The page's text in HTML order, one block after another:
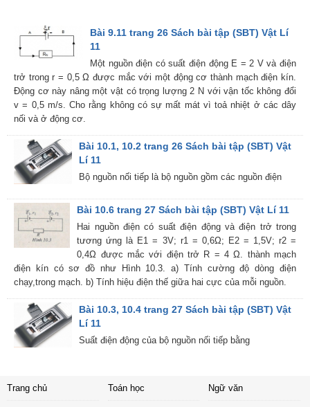
Bài 9.11 trang 26 Sách bài tập (SBT) Vật Lí
11
Một nguồn điện có suất điện động E = 2 V và điện
trở trong r = 0,5 Ω được mắc với một động cơ thành mạch điện kín.
Động cơ này nâng một vật có trọng lượng 2 N với vận tốc không đổi
v = 0,5 m/s. Cho rằng không có sự mất mát vì toả nhiệt ở các dây
nối và ở động cơ.
Bài 10.1, 10.2 trang 26 Sách bài tập (SBT) Vật
Lí 11
Bộ nguồn nối tiếp là bộ nguồn gồm các nguồn điện
Bài 10.6 trang 27 Sách bài tập (SBT) Vật Lí 11
Hai nguồn điện có suất điện động và điện trở trong
tương ứng là E1 = 3V; r1 = 0,6Ω; E2 = 1,5V; r2 =
0,4Ω được mắc với điện trở R = 4 Ω. thành mạch
điện kín có sơ đồ như Hình 10.3. a) Tính cường độ dòng điện
chạy,trong mạch. b) Tính hiệu điện thế giữa hai cực của mỗi nguồn.
Bài 10.3, 10.4 trang 27 Sách bài tập (SBT) Vật
Lí 11
Suất điện động của bộ nguồn nối tiếp bằng
Trang chủ Toán học Ngữ văn